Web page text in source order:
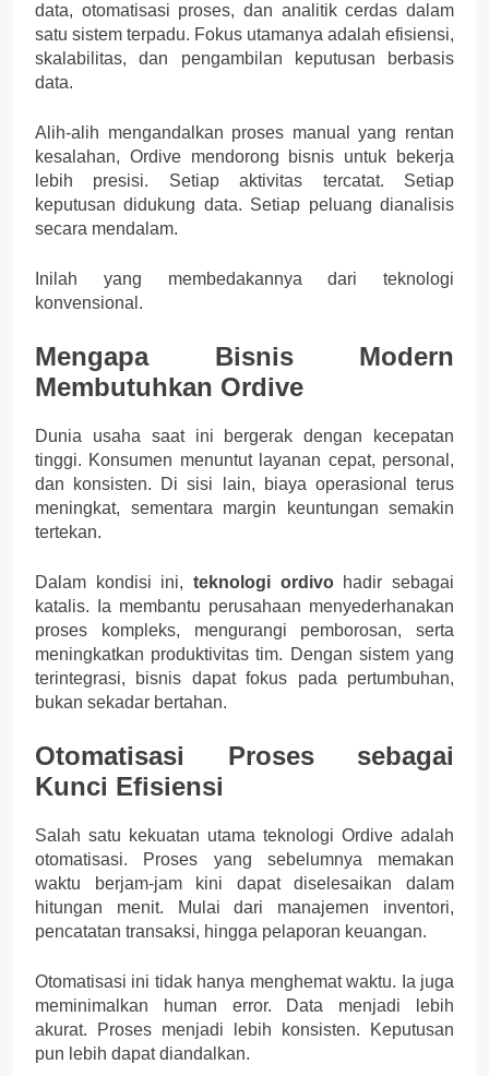
data, otomatisasi proses, dan analitik cerdas dalam
satu sistem terpadu. Fokus utamanya adalah efisiensi,
skalabilitas, dan pengambilan keputusan berbasis
data.
Alih-alih mengandalkan proses manual yang rentan
kesalahan, Ordive mendorong bisnis untuk bekerja
lebih presisi. Setiap aktivitas tercatat. Setiap
keputusan didukung data. Setiap peluang dianalisis
secara mendalam.
Inilah yang membedakannya dari teknologi
konvensional.
Mengapa Bisnis Modern
Membutuhkan Ordive
Dunia usaha saat ini bergerak dengan kecepatan
tinggi. Konsumen menuntut layanan cepat, personal,
dan konsisten. Di sisi lain, biaya operasional terus
meningkat, sementara margin keuntungan semakin
tertekan.
Dalam kondisi ini, teknologi ordivohadir sebagai
katalis. Ia membantu perusahaan menyederhanakan
proses kompleks, mengurangi pemborosan, serta
meningkatkan produktivitas tim. Dengan sistem yang
terintegrasi, bisnis dapat fokus pada pertumbuhan,
bukan sekadar bertahan.
Otomatisasi Proses sebagai
Kunci Efisiensi
Salah satu kekuatan utama teknologi Ordive adalah
otomatisasi. Proses yang sebelumnya memakan
waktu berjam-jam kini dapat diselesaikan dalam
hitungan menit. Mulai dari manajemen inventori,
pencatatan transaksi, hingga pelaporan keuangan.
Otomatisasi ini tidak hanya menghemat waktu. Ia juga
meminimalkan human error. Data menjadi lebih
akurat. Proses menjadi lebih konsisten. Keputusan
pun lebih dapat diandalkan.